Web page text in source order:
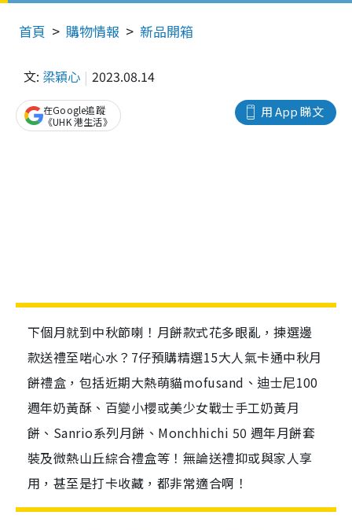
首頁 購物情報 新品開箱
文: 梁穎心 2023.08.14
用 App 睇文
在Google追蹤
《UHK 港生活》
下個月就到中秋節喇！月餅款式花多眼亂，揀選邊
款送禮至啱心水？7仔預購精選15大人氣卡通中秋月
餅禮盒，包括近期大熱萌貓mofusand、迪士尼100
週年奶黃酥、百變小櫻或美少女戰士手工奶黃月
餅、Sanrio系列月餅、Monchhichi 50 週年月餅套
裝及微熱山丘綜合禮盒等！無論送禮抑或與家人享
用，甚至是打卡收藏，都非常適合啊！